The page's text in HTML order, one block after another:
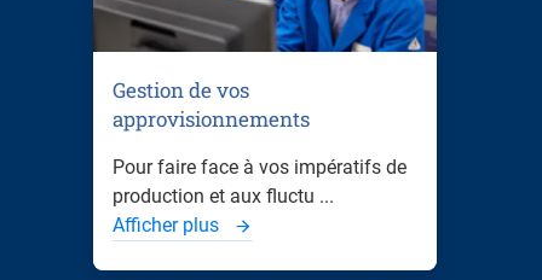
Gestion de vos
approvisionnements
Pour faire face à vos impératifs de
production et aux fluctu ...
Afficher plus